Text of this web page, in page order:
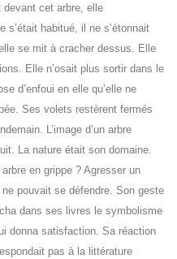
devant cet arbre, elle
s’était habitué, il ne s’étonnait
se mit à cracher dessus. Elle
Elle n’osait plus sortir dans le
d’enfoui en elle qu’elle ne
Ses volets restèrent fermés
L’image d’un arbre
La nature était son domaine.
en grippe ? Agresser un
pouvait se défendre. Son geste
dans ses livres le symbolisme
donna satisfaction. Sa réaction
pas à la littérature